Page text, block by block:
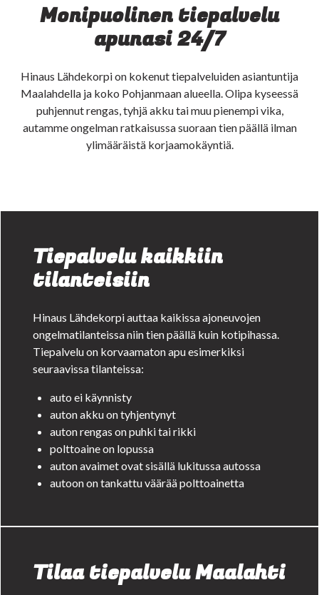
Monipuolinen tiepalvelu
apunasi 24/7
Hinaus Lähdekorpi on kokenut tiepalveluiden asiantuntija
Maalahdella ja koko Pohjanmaan alueella. Olipa kyseessä
puhjennut rengas, tyhjä akku tai muu pienempi vika,
autamme ongelman ratkaisussa suoraan tien päällä ilman
ylimääräistä korjaamokäyntiä.
Tiepalvelu kaikkiin
tilanteisiin
Hinaus Lähdekorpi auttaa kaikissa ajoneuvojen
ongelmatilanteissa niin tien päällä kuin kotipihassa.
Tiepalvelu on korvaamaton apu esimerkiksi
seuraavissa tilanteissa:
auto ei käynnisty
auton akku on tyhjentynyt
auton rengas on puhki tai rikki
polttoaine on lopussa
auton avaimet ovat sisällä lukitussa autossa
autoon on tankattu väärää polttoainetta
Tilaa tiepalvelu Maalahti